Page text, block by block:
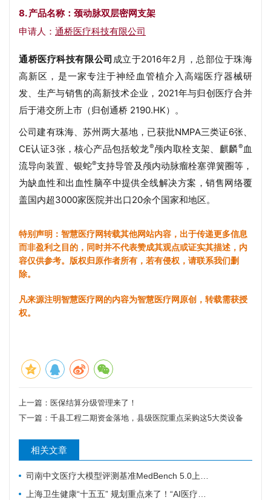
8. 产品名称：颈动脉双层密网支架
申请人： 通桥医疗科技有限公司
通桥医疗科技有限公司 成立于2016年2月，总部位于珠海
高新区，是一家专注于神经血管植介入高端医疗器械研
发、生产与销售的高新技术企业，2021年与归创医疗合并
后于港交所上市（归创通桥 2190.HK）。
公司建有珠海、苏州两大基地，已获批NMPA三类证6张、
CE认证3张，核心产品包括蛟龙®颅内取栓支架、麒麟® 血
流导向装置、银蛇®支持导管及颅内动脉瘤栓塞弹簧圈等，
为缺血性和出血性脑卒中提供全线解决方案，销售网络覆
盖国内超3000家医院并出口20余个国家和地区。
特别声明：智慧医疗网转载其他网站内容，出于传递更多信息
而非盈利之目的，同时并不代表赞成其观点或证实其描述，内
容仅供参考。版权归原作者所有，若有侵权，请联系我们删
除。
凡来源注明智慧医疗网的内容为智慧医疗网原创，转载需获授
权。
上一篇： 医保结算分级管理来了！
下一篇： 千县工程二期资金落地，县级医院重点采购这5大类设备
相关文章
司南中文医疗大模型评测基准MedBench 5.0上新，超31万次评测持续筑牢安全防线
上海卫生健康“十五五” 规划重点来了！“AI医疗覆盖率100%”成硬指标